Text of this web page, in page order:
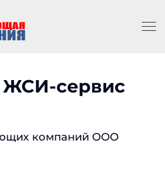
ЖСИ-сервис
компаний ООО